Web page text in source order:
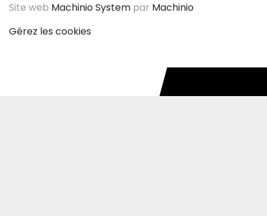
Site web Machinio System par Machinio
Gérez les cookies